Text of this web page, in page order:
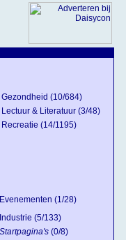
Gezondheid (10/684)
Lectuur & Literatuur (3/48)
Recreatie (14/1195)
Evenementen (1/28)
Industrie (5/133)
Startpagina's (0/8)